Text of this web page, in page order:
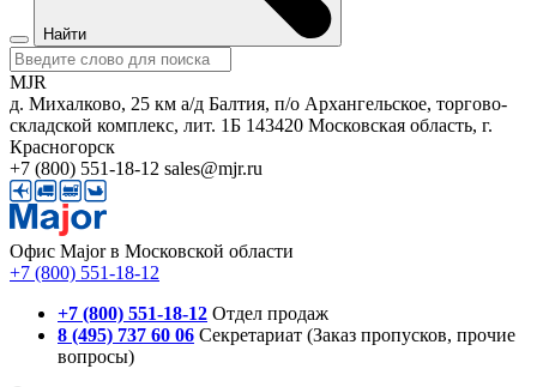
Найти
MJR
д. Михалково, 25 км а/д Балтия, п/о Архангельское, торгово-
складской комплекс, лит. 1Б 143420 Московская область, г.
Красногорск
+7 (800) 551-18-12 sales@mjr.ru
Офис Major в Московской области
+7 (800) 551-18-12
+7 (800) 551-18-12 Отдел продаж
8 (495) 737 60 06 Секретариат (Заказ пропусков, прочие
вопросы)